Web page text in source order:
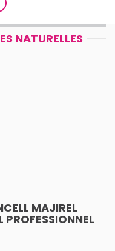
NATURELLES
MAJIREL
PROFESSIONNEL